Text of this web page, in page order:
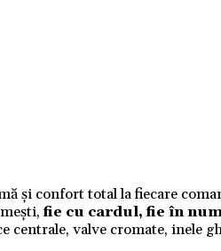
și confort total la fiecare
fie cu cardul, fie în
centrale, valve cromate, inele